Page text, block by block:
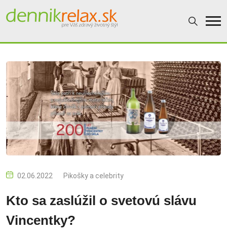
02.06.2022 Pikošky a celebrity
Kto sa zaslúžil o svetovú slávu
Vincentky?